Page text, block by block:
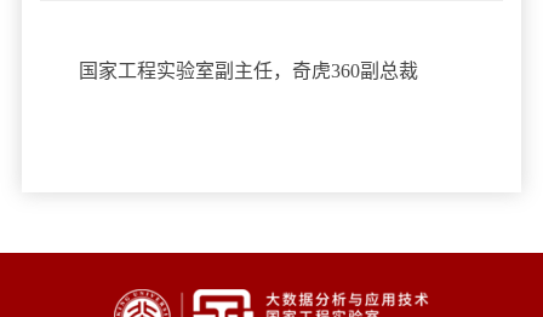
国家工程实验室副主任，奇虎360副总裁